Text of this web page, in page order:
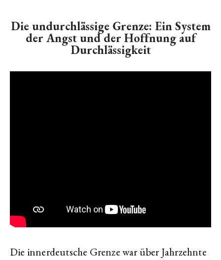
Die undurchlässige Grenze: Ein System
der Angst und der Hoffnung auf
Durchlässigkeit
Die innerdeutsche Grenze war über Jahrzehnte